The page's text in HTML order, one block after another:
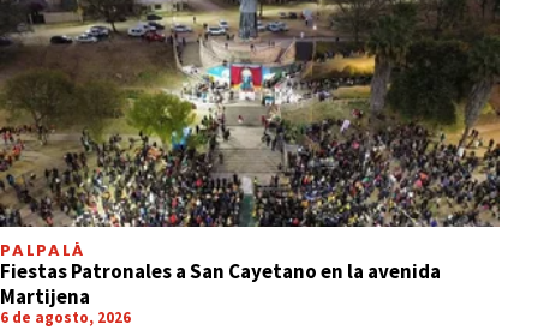
PALPALÁ
Fiestas Patronales a San Cayetano en la avenida
Martijena
6 de agosto, 2026